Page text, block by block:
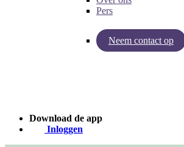
Pers
Neem contact op
Inzichten van Baby Journey
Download de app
Inloggen